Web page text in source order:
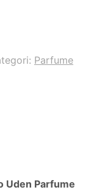
Parfume
Uden Parfume